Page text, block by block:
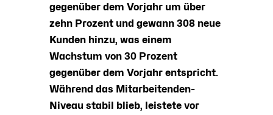
gegenüber dem Vorjahr um über
zehn Prozent und gewann 308 neue
Kunden hinzu, was einem
Wachstum von 30 Prozent
gegenüber dem Vorjahr entspricht.
Während das Mitarbeitenden-
Niveau stabil blieb, leistete vor